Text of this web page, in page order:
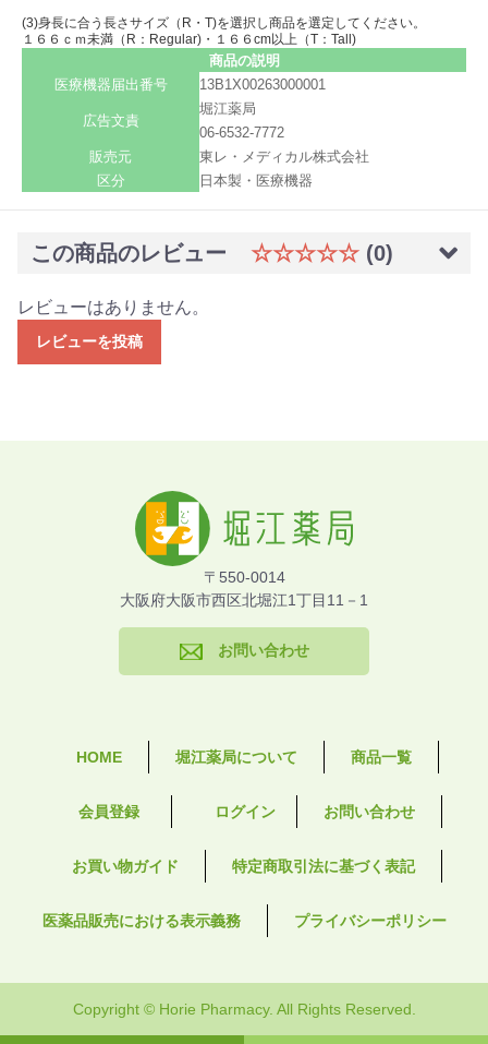
(3)身長に合う長さサイズ（R・T)を選択し商品を選定してください。
１６６ｃｍ未満（R：Regular)・１６６cm以上（T：Tall)
商品の説明
医療機器届出番号
13B1X00263000001
広告文責
堀江薬局
06-6532-7772
販売元
東レ・メディカル株式会社
区分
日本製・医療機器
この商品のレビュー ☆☆☆☆☆ (0)
レビューはありません。
レビューを投稿
〒550-0014
大阪府大阪市西区北堀江1丁目11－1
お問い合わせ
HOME 堀江薬局について 商品一覧
会員登録 ログイン お問い合わせ
お買い物ガイド 特定商取引法に基づく表記
医薬品販売における表示義務 プライバシーポリシー
Copyright © Horie Pharmacy. All Rights Reserved.